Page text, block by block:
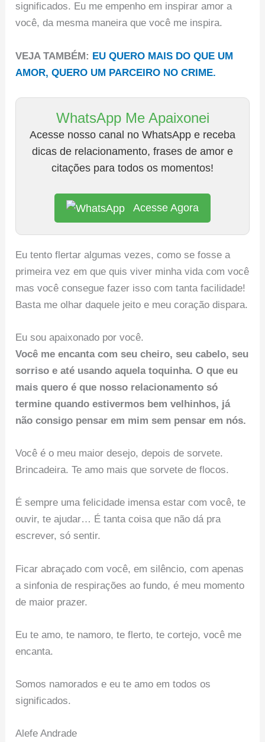
significados. Eu me empenho em inspirar amor a
você, da mesma maneira que você me inspira.
VEJA TAMBÉM: EU QUERO MAIS DO QUE UM
AMOR, QUERO UM PARCEIRO NO CRIME.
WhatsApp Me Apaixonei
Acesse nosso canal no WhatsApp e receba
dicas de relacionamento, frases de amor e
citações para todos os momentos!
Acesse Agora
Eu tento flertar algumas vezes, como se fosse a
primeira vez em que quis viver minha vida com você
mas você consegue fazer isso com tanta facilidade!
Basta me olhar daquele jeito e meu coração dispara.
Eu sou apaixonado por você.
Você me encanta com seu cheiro, seu cabelo, seu
sorriso e até usando aquela toquinha. O que eu
mais quero é que nosso relacionamento só
termine quando estivermos bem velhinhos, já
não consigo pensar em mim sem pensar em nós.
Você é o meu maior desejo, depois de sorvete.
Brincadeira. Te amo mais que sorvete de flocos.
É sempre uma felicidade imensa estar com você, te
ouvir, te ajudar… É tanta coisa que não dá pra
escrever, só sentir.
Ficar abraçado com você, em silêncio, com apenas
a sinfonia de respirações ao fundo, é meu momento
de maior prazer.
Eu te amo, te namoro, te flerto, te cortejo, você me
encanta.
Somos namorados e eu te amo em todos os
significados.
Alefe Andrade